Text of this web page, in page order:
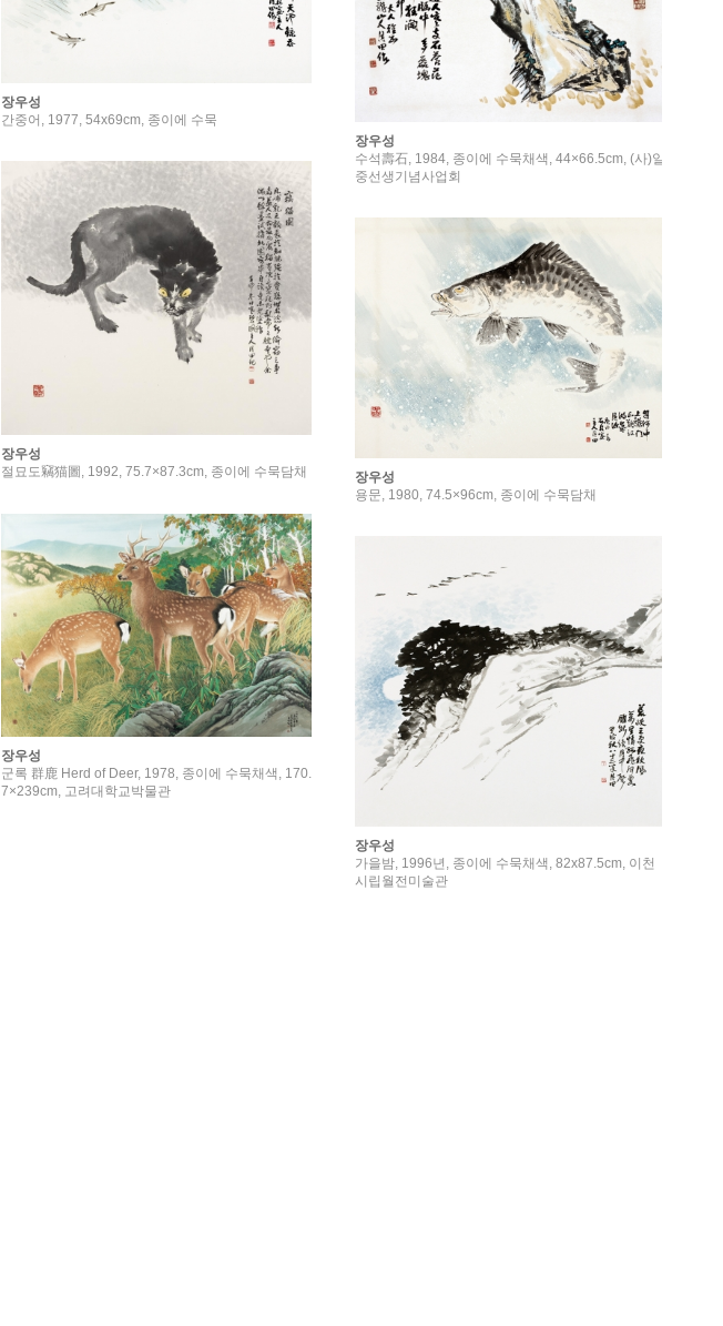
장우성
간중어, 1977, 54x69cm, 종이에 수묵
장우성
수석壽石, 1984, 종이에 수묵채색, 44×66.5cm, (사)일
중선생기념사업회
장우성
절묘도竊猫圖, 1992, 75.7×87.3cm, 종이에 수묵담채
장우성
용문, 1980, 74.5×96cm, 종이에 수묵담채
장우성
군록 群鹿 Herd of Deer, 1978, 종이에 수묵채색, 170.
7×239cm, 고려대학교박물관
장우성
가을밤, 1996년, 종이에 수묵채색, 82x87.5cm, 이천
시립월전미술관